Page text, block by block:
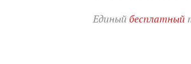
Единыйбесплатный